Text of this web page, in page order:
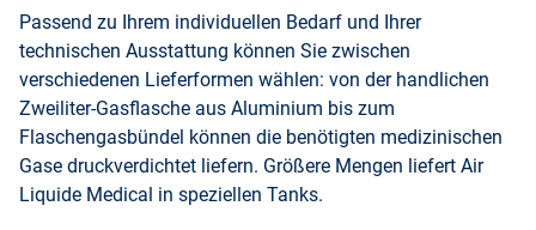
Passend zu Ihrem individuellen Bedarf und Ihrer
technischen Ausstattung können Sie zwischen
verschiedenen Lieferformen wählen: von der handlichen
Zweiliter-Gasflasche aus Aluminium bis zum
Flaschengasbündel können die benötigten medizinischen
Gase druckverdichtet liefern. Größere Mengen liefert Air
Liquide Medical in speziellen Tanks.